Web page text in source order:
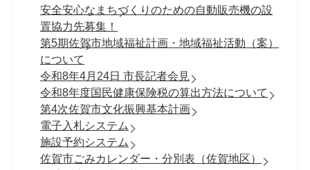
安全安心なまちづくりのための自動販売機の設
置協力先募集！
第5期佐賀市地域福祉計画・地域福祉活動（案）
について
令和8年4月24日 市長記者会見
令和8年度国民健康保険税の算出方法について
第4次佐賀市文化振興基本計画
電子入札システム
施設予約システム
佐賀市ごみカレンダー・分別表（佐賀地区）